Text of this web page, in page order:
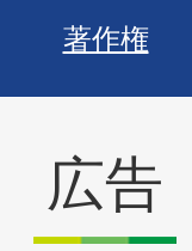
著作権
広告